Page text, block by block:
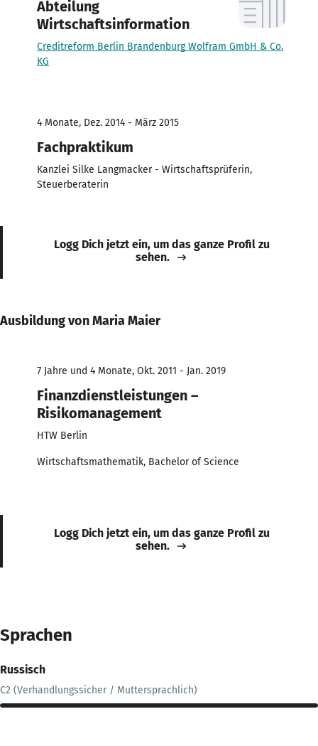
Abteilung
Wirtschaftsinformation
Creditreform Berlin Brandenburg Wolfram GmbH & Co.
KG
4 Monate, Dez. 2014 - März 2015
Fachpraktikum
Kanzlei Silke Langmacker - Wirtschaftsprüferin,
Steuerberaterin
Logg Dich jetzt ein, um das ganze Profil zu
sehen.
Ausbildung von Maria Maier
7 Jahre und 4 Monate, Okt. 2011 - Jan. 2019
Finanzdienstleistungen –
Risikomanagement
HTW Berlin
Wirtschaftsmathematik, Bachelor of Science
Logg Dich jetzt ein, um das ganze Profil zu
sehen.
Sprachen
Russisch
C2 (Verhandlungssicher / Muttersprachlich)